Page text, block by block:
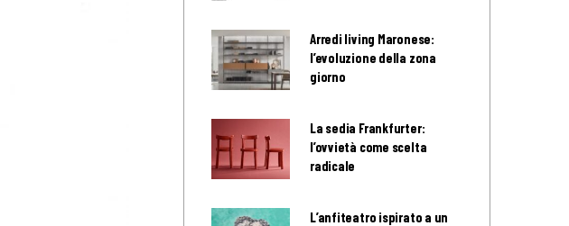
Arredi living Maronese:
l’evoluzione della zona
giorno
La sedia Frankfurter:
l’ovvietà come scelta
radicale
L’anfiteatro ispirato a un